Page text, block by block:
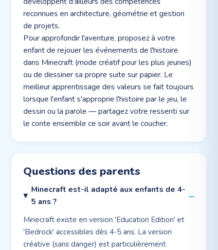
reconnues en architecture, géométrie et gestion
de projets.
Pour approfondir l'aventure, proposez à votre
enfant de rejouer les événements de l'histoire
dans Minecraft (mode créatif pour les plus jeunes)
ou de dessiner sa propre suite sur papier. Le
meilleur apprentissage des valeurs se fait toujours
lorsque l'enfant s'approprie l'histoire par le jeu, le
dessin ou la parole — partagez votre ressenti sur
le conte ensemble ce soir avant le coucher.
Questions des parents
Minecraft est-il adapté aux enfants de 4-
5 ans ?
Minecraft existe en version 'Education Edition' et
'Bedrock' accessibles dès 4-5 ans. La version
créative (sans danger) est particulièrement